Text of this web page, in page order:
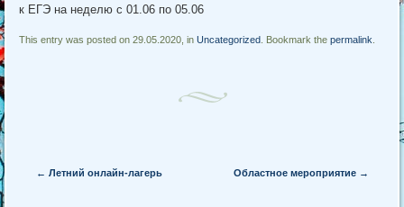
к ЕГЭ на неделю с 01.06 по 05.06
This entry was posted on 29.05.2020, inUncategorized . Bookmark thepermalink
Post navigation
← Летний онлайн-лагерь Областное мероприятие →